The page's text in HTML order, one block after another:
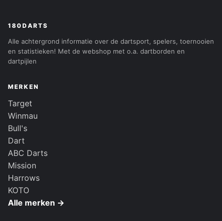
180DARTS
Alle achtergrond informatie over de dartsport, spelers, toernooien
en statistieken! Met de webshop met o.a. dartborden en
dartpijlen
MERKEN
Target
Winmau
Bull's
Dart
ABC Darts
Mission
Harrows
KOTO
Alle merken →